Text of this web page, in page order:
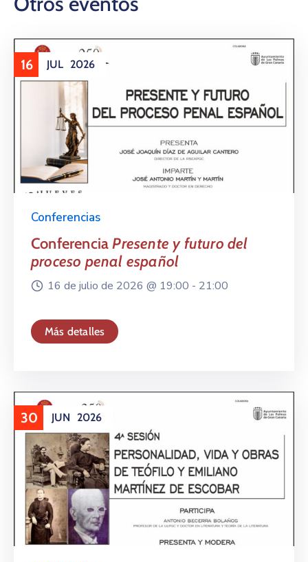
16 JUL 2026
Conferencias
ConferenciaPresente y futuro del
proceso penal español
16 de julio de 2026 @ 19:00 - 21:00
Más detalles
30 JUN 2026